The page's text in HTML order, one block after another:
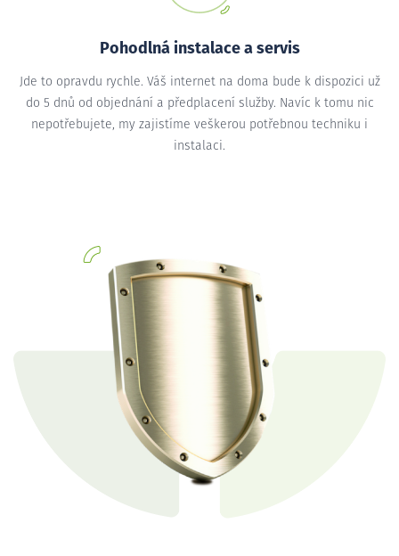
Pohodlná instalace a servis
Jde to opravdu rychle. Váš internet na doma bude k dispozici už
do 5 dnů od objednání a předplacení služby. Navíc k tomu nic
nepotřebujete, my zajistíme veškerou potřebnou techniku i
instalaci.